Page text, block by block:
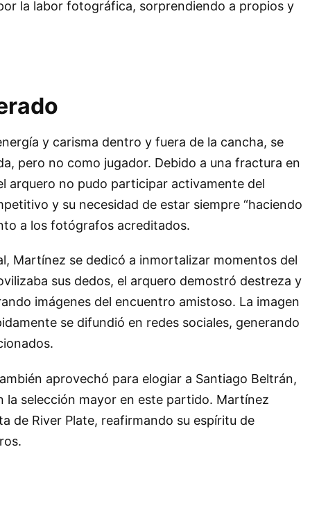
la labor fotográfica, sorprendiendo a propios y
y carisma dentro y fuera de la cancha, se
pero no como jugador. Debido a una fractura en
arquero no pudo participar activamente del
y su necesidad de estar siempre “haciendo
a los fotógrafos acreditados.
Martínez se dedicó a inmortalizar momentos del
sus dedos, el arquero demostró destreza y
imágenes del encuentro amistoso. La imagen
se difundió en redes sociales, generando
aprovechó para elogiar a Santiago Beltrán,
la selección mayor en este partido. Martínez
de River Plate, reafirmando su espíritu de